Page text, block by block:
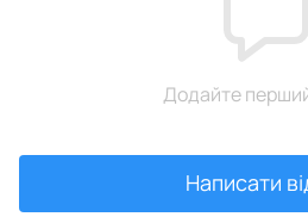
Додайте
Написати